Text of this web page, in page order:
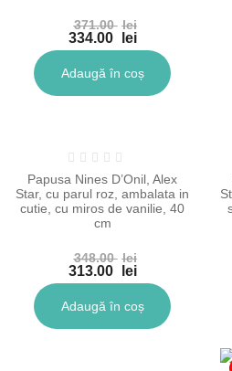
371.00 lei
Prețul
inițial
a
fost:
371.00 lei.
334.00
lei
Prețul
curent
este:
334.00 lei.
Adaugă în coș
Papusa Nines D’Onil, Alex
Star, cu parul roz, ambalata in
cutie, cu miros de vanilie, 40
cm
348.00 lei
Prețul
inițial
a
fost:
348.00 lei.
313.00
lei
Prețul
curent
este:
313.00 lei.
Adaugă în coș